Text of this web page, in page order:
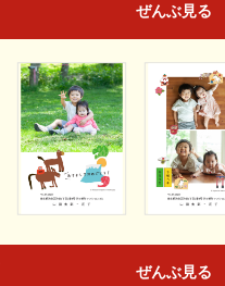
ぜんぶ見る
ぜんぶ見る